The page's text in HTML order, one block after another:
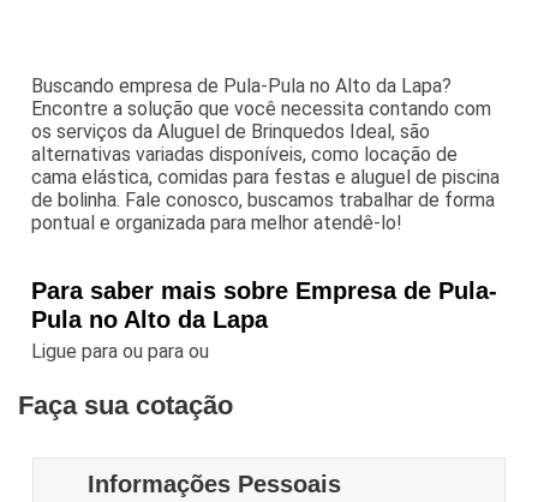
Buscando empresa de Pula-Pula no Alto da Lapa?
Encontre a solução que você necessita contando com
os serviços da Aluguel de Brinquedos Ideal, são
alternativas variadas disponíveis, como locação de
cama elástica, comidas para festas e aluguel de piscina
de bolinha. Fale conosco, buscamos trabalhar de forma
pontual e organizada para melhor atendê-lo!
Para saber mais sobre Empresa de Pula-
Pula no Alto da Lapa
Ligue paraou paraou
Faça sua cotação
Informações Pessoais